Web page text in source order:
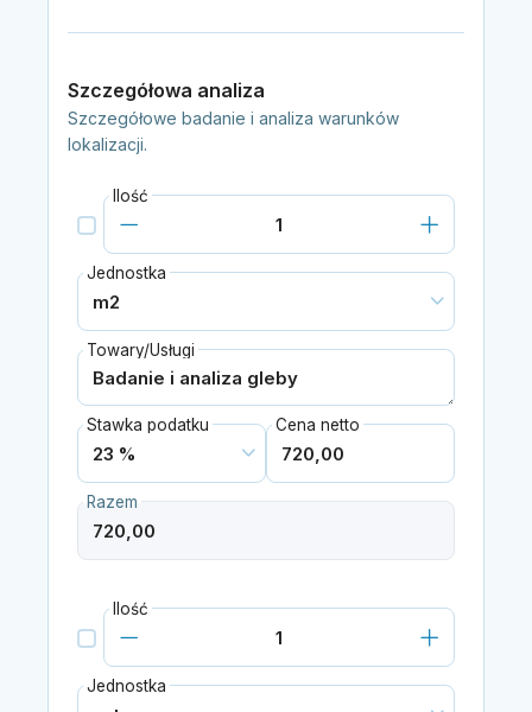
Szczegółowa analiza
Szczegółowe badanie i analiza warunków
lokalizacji.
Ilość
Jednostka
Towary/Usługi
Stawka podatku Cena netto
Razem
Ilość
Jednostka